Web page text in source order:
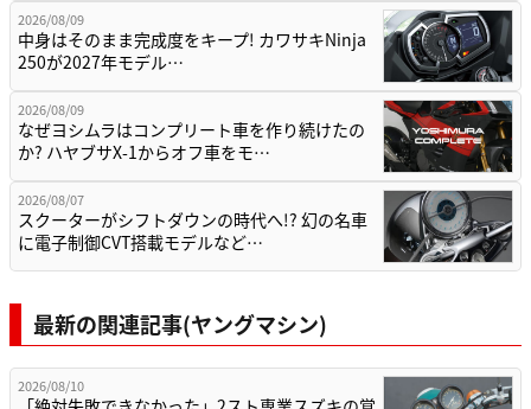
2026/08/09
中身はそのまま完成度をキープ! カワサキNinja
250が2027年モデル…
2026/08/09
なぜヨシムラはコンプリート車を作り続けたの
か? ハヤブサX-1からオフ車をモ…
2026/08/07
スクーターがシフトダウンの時代へ!? 幻の名車
に電子制御CVT搭載モデルなど…
最新の関連記事(ヤングマシン)
2026/08/10